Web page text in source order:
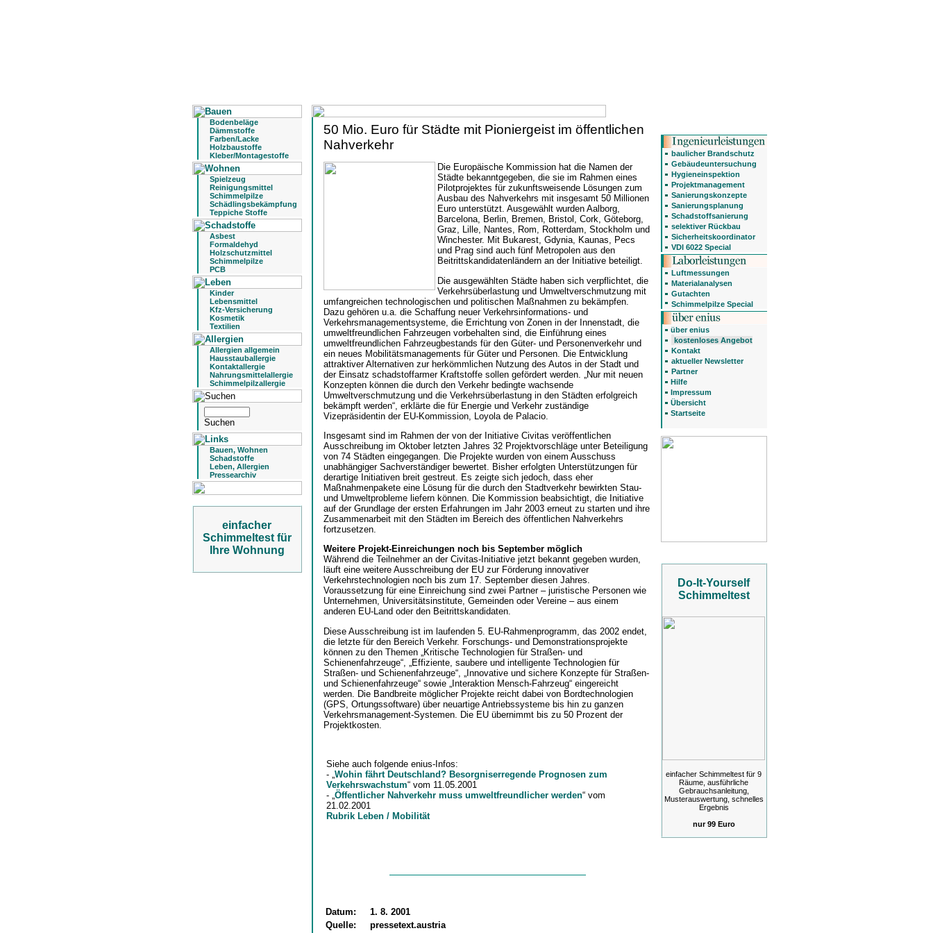
Bodenbeläge
Dämmstoffe
Farben/Lacke
Holzbaustoffe
Kleber/Montagestoffe
Spielzeug
Reinigungsmittel
Schimmelpilze
Schädlingsbekämpfung
Teppiche Stoffe
Asbest
Formaldehyd
Holzschutzmittel
Schimmelpilze
PCB
Kinder
Lebensmittel
Kfz-Versicherung
Kosmetik
Textilien
Allergien allgemein
Hausstauballergie
Kontaktallergie
Nahrungsmittelallergie
Schimmelpilzallergie
Bauen, Wohnen
Schadstoffe
Leben, Allergien
Pressearchiv
einfacher
Schimmeltest für
Ihre Wohnung
50 Mio. Euro für Städte mit Pioniergeist im öffentlichen
Nahverkehr
Die Europäische Kommission hat die Namen der
Städte bekanntgegeben, die sie im Rahmen eines
Pilotprojektes für zukunftsweisende Lösungen zum
Ausbau des Nahverkehrs mit insgesamt 50 Millionen
Euro unterstützt. Ausgewählt wurden Aalborg,
Barcelona, Berlin, Bremen, Bristol, Cork, Göteborg,
Graz, Lille, Nantes, Rom, Rotterdam, Stockholm und
Winchester. Mit Bukarest, Gdynia, Kaunas, Pecs
und Prag sind auch fünf Metropolen aus den
Beitrittskandidatenländern an der Initiative beteiligt.
Die ausgewählten Städte haben sich verpflichtet, die
Verkehrsüberlastung und Umweltverschmutzung mit
umfangreichen technologischen und politischen Maßnahmen zu bekämpfen.
Dazu gehören u.a. die Schaffung neuer Verkehrsinformations- und
Verkehrsmanagementsysteme, die Errichtung von Zonen in der Innenstadt, die
umweltfreundlichen Fahrzeugen vorbehalten sind, die Einführung eines
umweltfreundlichen Fahrzeugbestands für den Güter- und Personenverkehr und
ein neues Mobilitätsmanagements für Güter und Personen. Die Entwicklung
attraktiver Alternativen zur herkömmlichen Nutzung des Autos in der Stadt und
der Einsatz schadstoffarmer Kraftstoffe sollen gefördert werden. „Nur mit neuen
Konzepten können die durch den Verkehr bedingte wachsende
Umweltverschmutzung und die Verkehrsüberlastung in den Städten erfolgreich
bekämpft werden“, erklärte die für Energie und Verkehr zuständige
Vizepräsidentin der EU-Kommission, Loyola de Palacio.
Insgesamt sind im Rahmen der von der Initiative Civitas veröffentlichen
Ausschreibung im Oktober letzten Jahres 32 Projektvorschläge unter Beteiligung
von 74 Städten eingegangen. Die Projekte wurden von einem Ausschuss
unabhängiger Sachverständiger bewertet. Bisher erfolgten Unterstützungen für
derartige Initiativen breit gestreut. Es zeigte sich jedoch, dass eher
Maßnahmenpakete eine Lösung für die durch den Stadtverkehr bewirkten Stau-
und Umweltprobleme liefern können. Die Kommission beabsichtigt, die Initiative
auf der Grundlage der ersten Erfahrungen im Jahr 2003 erneut zu starten und ihre
Zusammenarbeit mit den Städten im Bereich des öffentlichen Nahverkehrs
fortzusetzen.
Weitere Projekt-Einreichungen noch bis September möglich
Während die Teilnehmer an der Civitas-Initiative jetzt bekannt gegeben wurden,
läuft eine weitere Ausschreibung der EU zur Förderung innovativer
Verkehrstechnologien noch bis zum 17. September diesen Jahres.
Voraussetzung für eine Einreichung sind zwei Partner – juristische Personen wie
Unternehmen, Universitätsinstitute, Gemeinden oder Vereine – aus einem
anderen EU-Land oder den Beitrittskandidaten.
Diese Ausschreibung ist im laufenden 5. EU-Rahmenprogramm, das 2002 endet,
die letzte für den Bereich Verkehr. Forschungs- und Demonstrationsprojekte
können zu den Themen „Kritische Technologien für Straßen- und
Schienenfahrzeuge“, „Effiziente, saubere und intelligente Technologien für
Straßen- und Schienenfahrzeuge“, „Innovative und sichere Konzepte für Straßen-
und Schienenfahrzeuge“ sowie „Interaktion Mensch-Fahrzeug“ eingereicht
werden. Die Bandbreite möglicher Projekte reicht dabei von Bordtechnologien
(GPS, Ortungssoftware) über neuartige Antriebssysteme bis hin zu ganzen
Verkehrsmanagement-Systemen. Die EU übernimmt bis zu 50 Prozent der
Projektkosten.
Siehe auch folgende enius-Infos:
- „Wohin fährt Deutschland? Besorgniserregende Prognosen zum
Verkehrswachstum“ vom 11.05.2001
- „Öffentlicher Nahverkehr muss umweltfreundlicher werden“ vom
21.02.2001
Rubrik Leben / Mobilität
Datum:
1. 8. 2001
Quelle:
pressetext.austria
baulicher Brandschutz
Gebäudeuntersuchung
Hygieneinspektion
Projektmanagement
Sanierungskonzepte
Sanierungsplanung
Schadstoffsanierung
selektiver Rückbau
Sicherheitskoordinator
VDI 6022 Special
Luftmessungen
Materialanalysen
Gutachten
Schimmelpilze Special
über enius
kostenloses Angebot
Kontakt
aktueller Newsletter
Partner
Hilfe
Impressum
Übersicht
Startseite
Do-It-Yourself
Schimmeltest
einfacher Schimmeltest für 9
Räume, ausführliche
Gebrauchsanleitung,
Musterauswertung, schnelles
Ergebnis
nur 99 Euro